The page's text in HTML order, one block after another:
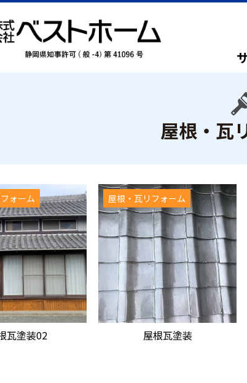
屋根・瓦
ォーム
瓦塗装02
屋根・瓦リフォーム
屋根瓦塗装